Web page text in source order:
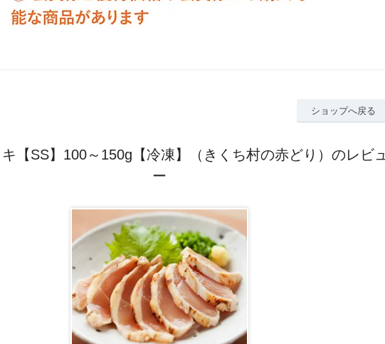
ショップへ戻る
【SS】100～150g【冷凍】（きくち村の赤どり）のレビュ
ー